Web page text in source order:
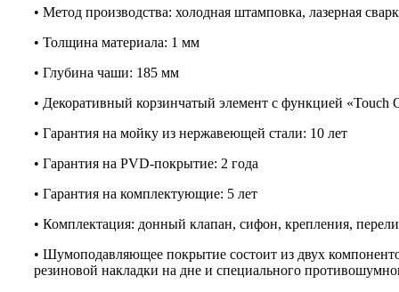
• Метод производства: холодная штамповка, лазерная
• Толщина материала: 1 мм
• Глубина чаши: 185 мм
• Декоративный корзинчатый элемент с функцией «Touch
• Гарантия на мойку из нержавеющей стали: 10 лет
• Гарантия на PVD-покрытие: 2 года
• Гарантия на комплектующие: 5 лет
• Комплектация: донный клапан, сифон, крепления,
• Шумоподавляющее покрытие состоит из двух
резиновой накладки на дне и специального